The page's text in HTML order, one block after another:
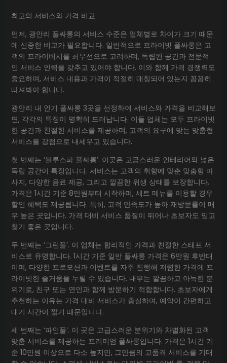
최고의 서비스와 가격 비교
먼저, 광안리 풀싸롱의 서비스 수준은 업체별로 차이가 크기 때문
에 신중한 비교가 필요합니다. 일반적으로 프라이빗 풀싸롱은 고
객의 프라이버시를 최우선으로 고려하며, 독립된 공간과 전문적
인 서비스 인력을 갖추고 있어야 합니다. 이와 함께 가격 경쟁력도
중요하며, 서비스 내용과 가격이 적절히 매칭되어 있는지 꼼꼼히
따져봐야 합니다.
광안리 내 인기 풀싸롱 3곳을 선정하여 서비스와 가격을 비교해보
면, 각각의 특징이 명확히 드러납니다. 이들 업체는 모두 프라이빗
한 공간과 친절한 서비스를 제공하며, 고객의 요구에 맞는 맞춤형
서비스를 강점으로 내세우고 있습니다.
첫 번째는 ‘블루스파 풀싸롱’. 이곳은 고급스러운 인테리어와 넓은
독립 공간이 특징입니다. 서비스는 고객의 취향에 맞춘 맞춤형 마
사지, 다양한 음료 제공, 그리고 깔끔한 위생 상태를 보장합니다.
가격은 1시간 기준 8만원부터 시작하며, 세트 메뉴를 이용할 경우
할인 혜택도 제공됩니다. 특히, 고객 만족도가 높아 재방문률이 매
우 높은 곳입니다. 가격 대비 서비스 품질이 뛰어나 초보자도 믿고
찾기 좋은 곳입니다.
두 번째는 ‘그린풀’. 이 업체는 합리적인 가격과 친절한 스태프 서
비스로 유명합니다. 1시간 기준 일반 풀싸롱 가격은 6만원 후반대
이며, 다양한 프로모션과 이벤트를 자주 진행해 저렴한 가격에 프
라이빗한 즐거움을 누릴 수 있습니다. 내부는 깔끔하고 아늑한 분
위기로, 친구 또는 연인과 함께 방문하기 적합합니다. 초보자에게
추천하는 이유는 가격 대비 서비스가 충실하며, 예약이 간편하고
대기 시간이 짧기 때문입니다.
세 번째는 ‘파인풀’. 이 곳은 고급스러운 분위기와 차별화된 고객
맞춤 서비스를 제공하는 프리미엄 풀싸롱입니다. 가격은 1시간 기
준 10만원 이상으로 다소 높지만, 그만큼의 고품격 서비스를 기대